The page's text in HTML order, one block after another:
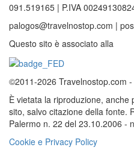
091.519165 | P.IVA
palogos@travelnostop.com |
Questo sito è associato alla
©2011-2026 Travelnostop.com
È vietata la riproduzione, anche
sito, salvo citazione della fonte.
Palermo n. 22 del 23.10.2006 -
Cookie e Privacy Policy